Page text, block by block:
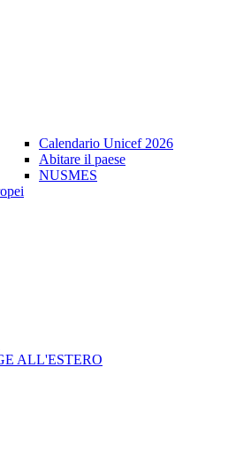
Calendario Unicef 2026
Abitare il paese
NUSMES
ALL'ESTERO